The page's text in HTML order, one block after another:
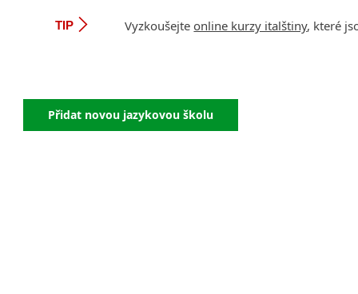
TIP Vyzkoušejte online kurzy italštiny, které
Přidat novou jazykovou školu